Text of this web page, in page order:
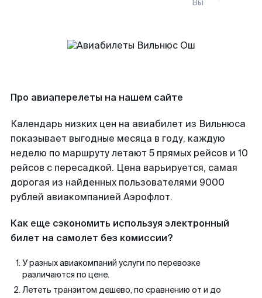
Вы
Про авиаперелеты на нашем сайте
Календарь низких цен на авиабилет из Вильнюса
показывает выгодные месяца в году, каждую
неделю по маршруту летают 5 прямых рейсов и 10
рейсов с пересадкой. Цена варьируется, самая
дорогая из найденных пользователями 9000
рублей авиакомпанией Аэрофлот.
Как еще сэкономить используя электронный
билет на самолет без комиссии?
У разных авиакомпаний услуги по перевозке
различаются по цене.
Лететь транзитом дешево, по сравнению от и до